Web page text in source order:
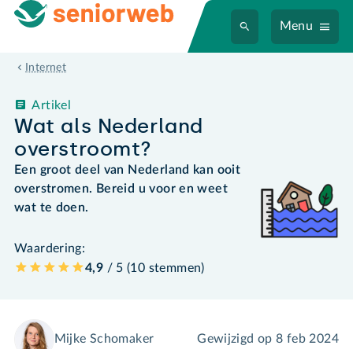
Menu
Internet
Wat als Nederland
overstroomt?
Artikel
Een groot deel van Nederland kan ooit
overstromen. Bereid u voor en weet
wat te doen.
Waardering:
4,9 / 5 (10 stemmen)
Mijke Schomaker Gewijzigd op8 feb 2024